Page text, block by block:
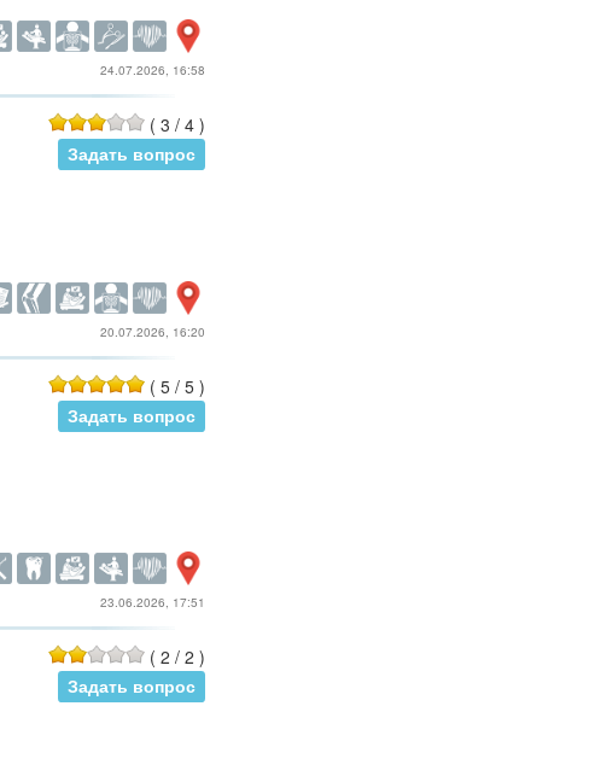
24.07.2026, 16:58
( 3 / 4 )
Задать вопрос
20.07.2026, 16:20
( 5 / 5 )
Задать вопрос
23.06.2026, 17:51
( 2 / 2 )
Задать вопрос